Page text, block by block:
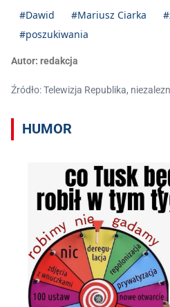
#Dawid #Mariusz Ciarka
#poszukiwania
Autor: redakcja
Źródło: Telewizja Republika,
HUMOR